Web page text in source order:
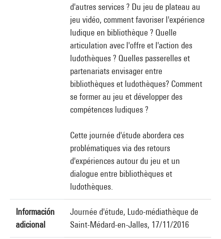
d'autres services ? Du jeu de plateau au
jeu vidéo, comment favoriser l'expérience
ludique en bibliothèque ? Quelle
articulation avec l'offre et l'action des
ludothèques ? Quelles passerelles et
partenariats envisager entre
bibliothèques et ludothèques? Comment
se former au jeu et développer des
compétences ludiques ?
Cette journée d'étude abordera ces
problématiques via des retours
d'expériences autour du jeu et un
dialogue entre bibliothèques et
ludothèques.
Información
adicional
Journée d'étude, Ludo-médiathèque de
Saint-Médard-en-Jalles, 17/11/2016